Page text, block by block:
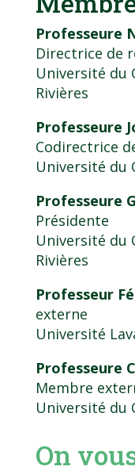
Professeure
Directrice de
Université du
Rivières
Professeure
Codirectrice
Université du
Professeure
Présidente
Université du
Rivières
Professeur
externe
Université
Professeure
Membre
Université du
On